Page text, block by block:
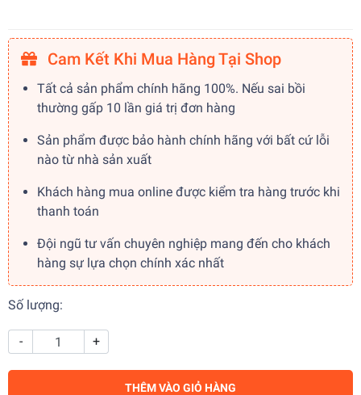
Cam Kết Khi Mua Hàng Tại Shop
Tất cả sản phẩm chính hãng 100%. Nếu sai bồi
thường gấp 10 lần giá trị đơn hàng
Sản phẩm được bảo hành chính hãng với bất cứ lỗi
nào từ nhà sản xuất
Khách hàng mua online được kiểm tra hàng trước khi
thanh toán
Đội ngũ tư vấn chuyên nghiệp mang đến cho khách
hàng sự lựa chọn chính xác nhất
Số lượng:
- +
THÊM VÀO GIỎ HÀNG